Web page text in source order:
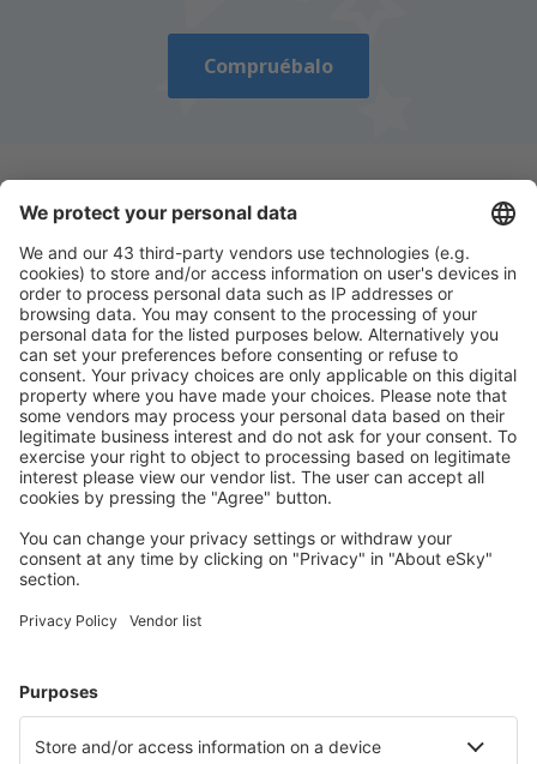
Compruébalo
Descarga nuestra appy planifica
cómodamente tus viajes
Planifica tu viaje
Vuelos baratos
Escapadas
Vuelo+Hotel
Hoteles